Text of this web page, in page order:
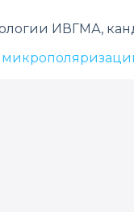
ИВГМА,